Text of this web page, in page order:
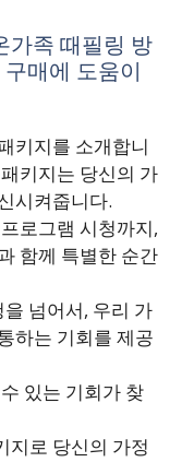
가족 때필링 방
매에 도움이
키지를 소개합니
키지는 당신의 가
시켜줍니다.
로그램 시청까지,
함께 특별한 순간
넘어서, 우리 가
하는 기회를 제공
있는 기회가 찾
지로 당신의 가정